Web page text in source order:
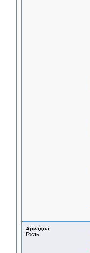
Ариадна
Гость